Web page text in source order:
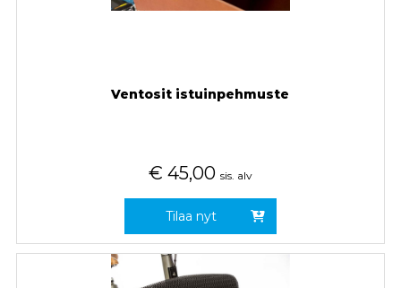
Ventosit istuinpehmuste
€ 45,00 sis. alv
Tilaa nyt